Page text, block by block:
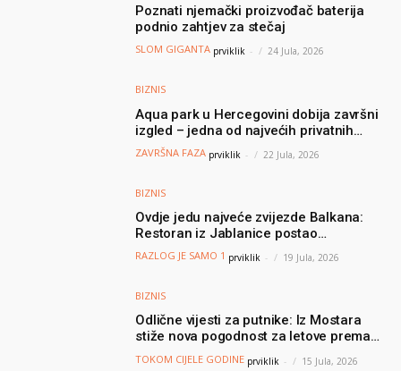
Poznati njemački proizvođač baterija
podnio zahtjev za stečaj
SLOM GIGANTA prviklik - 24 Jula, 2026
BIZNIS
Aqua park u Hercegovini dobija završni
izgled – jedna od najvećih privatnih
turističkih investicija vrijedna oko 50
ZAVRŠNA FAZA prviklik - 22 Jula, 2026
BIZNIS
Ovdje jedu najveće zvijezde Balkana:
Restoran iz Jablanice postao
nezaobilazna destinacija poznatih, a svi
dolaze zbog jednog specijaliteta
RAZLOG JE SAMO 1 prviklik - 19 Jula, 2026
BIZNIS
Odlične vijesti za putnike: Iz Mostara
stiže nova pogodnost za letove prema
Njemačkoj
TOKOM CIJELE GODINE prviklik - 15 Jula, 2026